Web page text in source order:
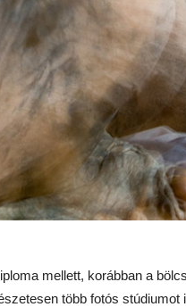
mellett, korábban a
több fotós